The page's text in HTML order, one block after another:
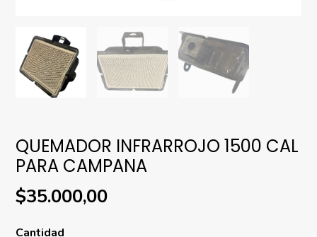
QUEMADOR INFRARROJO 1500 CAL
PARA CAMPANA
$35.000,00
Cantidad